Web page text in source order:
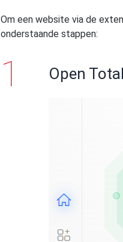
Om een website via de
onderstaande stappen:
Open